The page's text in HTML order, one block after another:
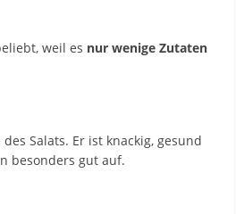
weiles nurwenigeZutaten
desSalats. Er ist knackig,gesund
besondersgutauf.